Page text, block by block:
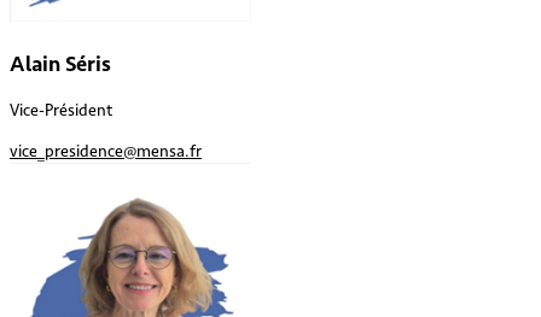
Alain Séris
Vice-Président
vice_presidence@mensa.fr